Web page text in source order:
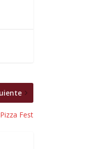
Fest